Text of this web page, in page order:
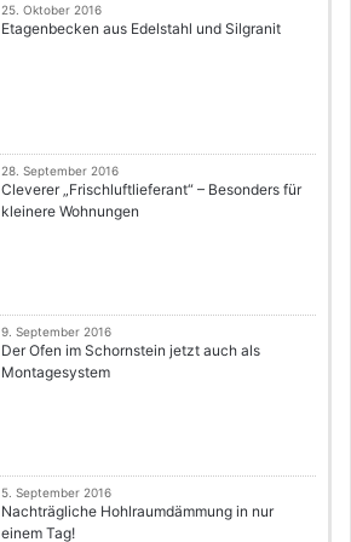
25. Oktober 2016
Etagenbecken aus Edelstahl und Silgranit
28. September 2016
Cleverer „Frischluftlieferant“ – Besonders für
kleinere Wohnungen
9. September 2016
Der Ofen im Schornstein jetzt auch als
Montagesystem
5. September 2016
Nachträgliche Hohlraumdämmung in nur
einem Tag!